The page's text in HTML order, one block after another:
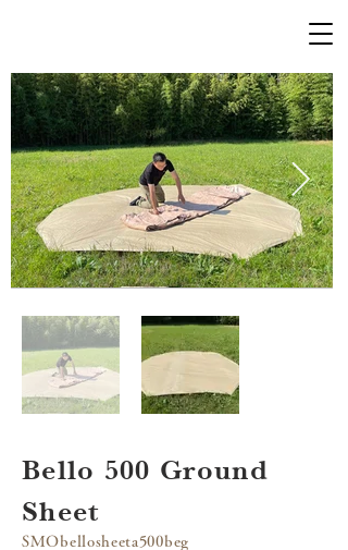
Bello 500 Ground
Sheet
SMObellosheeta500beg